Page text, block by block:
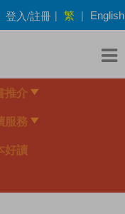
登入/註冊 | 繁 | English
推介
服務
好讀